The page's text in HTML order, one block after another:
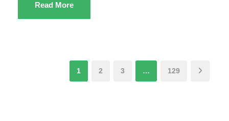
Read More
1 2 3 … 129